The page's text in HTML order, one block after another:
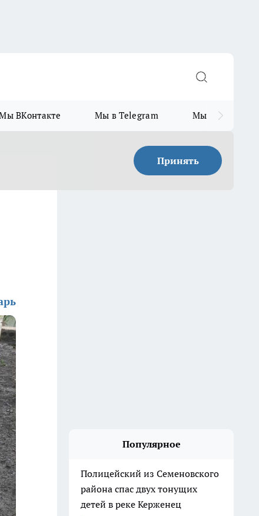
ВКонтакте Мы в Telegram Мы в MAX
Принять
Популярное
Полицейский из Семеновского
района спас двух тонущих
детей в реке Керженец